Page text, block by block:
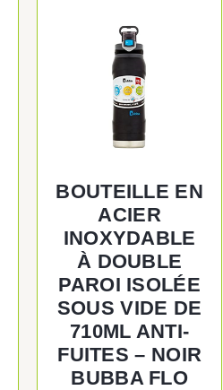
BOUTEILLE EN
ACIER
INOXYDABLE
À DOUBLE
PAROI ISOLÉE
SOUS VIDE DE
710ML ANTI-
FUITES – NOIR
BUBBA FLO